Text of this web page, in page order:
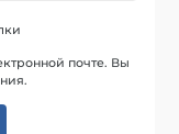
почте. Вы